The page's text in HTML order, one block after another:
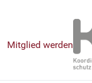
Mitglied werden